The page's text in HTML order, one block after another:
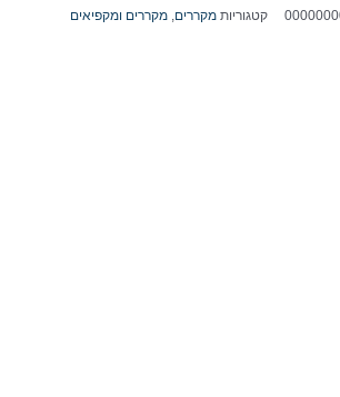
קטגוריות מקררים,מקררים ומקפיאים